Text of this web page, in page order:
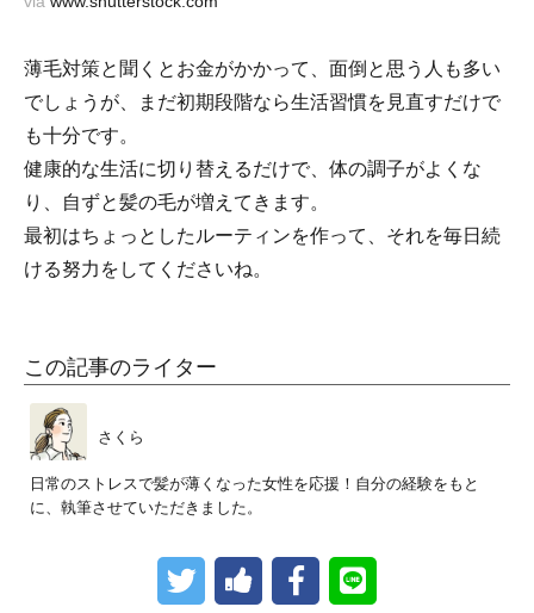
薄毛対策と聞くとお金がかかって、面倒と思う人も多い
でしょうが、まだ初期段階なら生活習慣を見直すだけで
も十分です。
健康的な生活に切り替えるだけで、体の調子がよくな
り、自ずと髪の毛が増えてきます。
最初はちょっとしたルーティンを作って、それを毎日続
ける努力をしてくださいね。
この記事のライター
さくら
日常のストレスで髪が薄くなった女性を応援！自分の経験をもと
に、執筆させていただきました。